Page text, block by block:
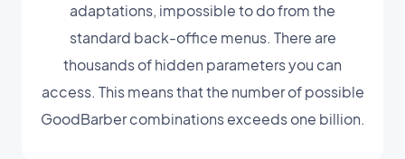
adaptations, impossible to do from the
standard back-office menus. There are
thousands of hidden parameters you can
access. This means that the number of possible
GoodBarber combinations exceeds one billion.